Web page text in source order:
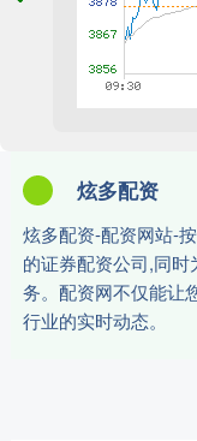
炫多配资
炫多配资-配资网站-
的证券配资公司,同
务。配资网不仅能让
行业的实时动态。